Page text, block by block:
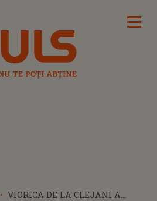
VIORICA DE LA CLEJANI A